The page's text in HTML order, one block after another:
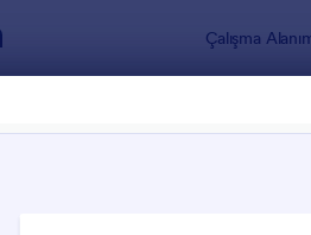
Çalışma